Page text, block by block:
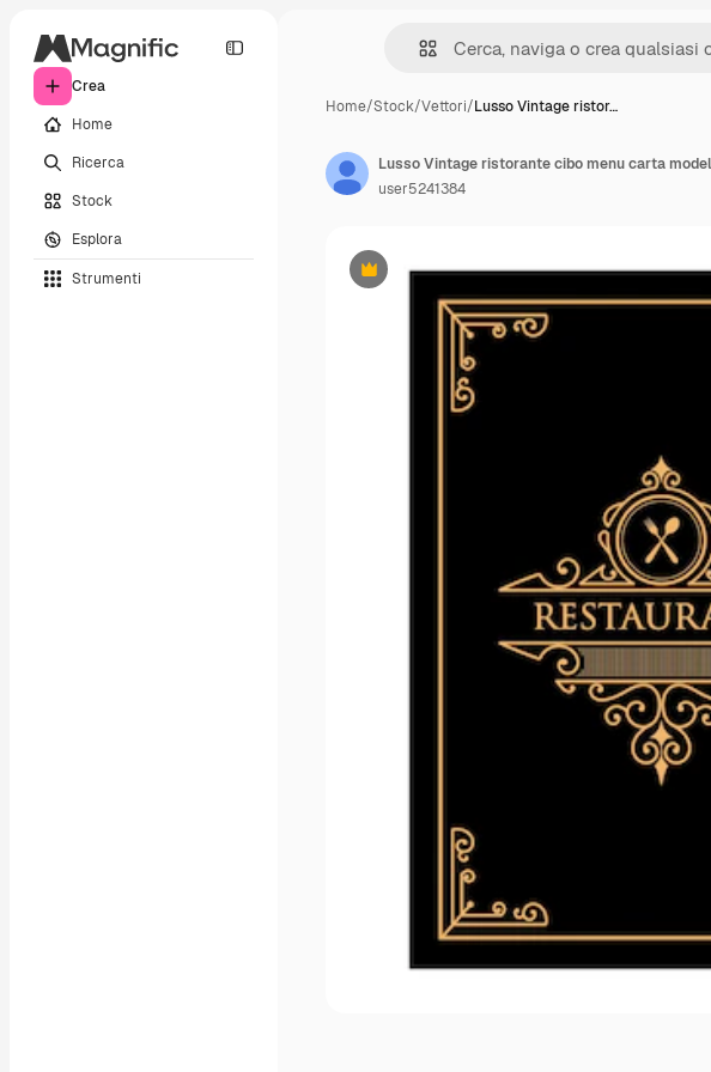
Crea
Home
Ricerca
Stock
Esplora
Strumenti
Home/Stock/Vettori/Lusso Vintage ristor…
Premium
user5241384